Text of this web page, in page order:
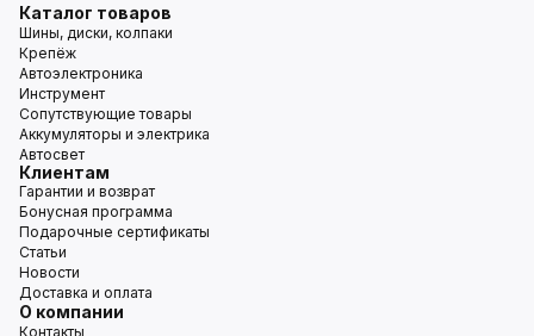
Каталог товаров
Шины, диски, колпаки
Крепёж
Автоэлектроника
Инструмент
Сопутствующие товары
Аккумуляторы и электрика
Автосвет
Клиентам
Гарантии и возврат
Бонусная программа
Подарочные сертификаты
Статьи
Новости
Доставка и оплата
О компании
Контакты